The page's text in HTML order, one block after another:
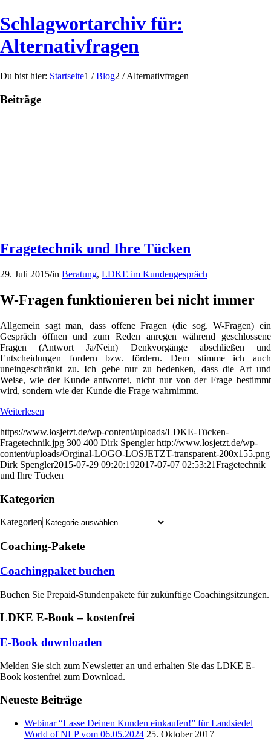
Schlagwortarchiv für:
Alternativfragen
Du bist hier: Startseite1 / Blog2 / Alternativfragen
Beiträge
Fragetechnik und Ihre Tücken
29. Juli 2015/in Beratung, LDKE im Kundengespräch
W-Fragen funktionieren bei nicht immer
Allgemein sagt man, dass offene Fragen (die sog. W-Fragen) ein
Gespräch öffnen und zum Reden anregen während geschlossene
Fragen (Antwort Ja/Nein) Denkvorgänge abschließen und
Entscheidungen fordern bzw. fördern. Dem stimme ich auch
uneingeschränkt zu. Ich gebe nur zu bedenken, dass die Art und
Weise, wie der Kunde antwortet, nicht nur von der Frage bestimmt
wird, sondern wie der Kunde die Frage wahrnimmt.
Weiterlesen
https://www.losjetzt.de/wp-content/uploads/LDKE-Tücken-
Fragetechnik.jpg 300 400 Dirk Spengler http://www.losjetzt.de/wp-
content/uploads/Orginal-LOGO-LOSJETZT-transparent-200x155.png
Dirk Spengler2015-07-29 09:20:192017-07-07 02:53:21Fragetechnik
und Ihre Tücken
Kategorien
Kategorien
Coaching-Pakete
Coachingpaket buchen
Buchen Sie Prepaid-Stundenpakete für zukünftige Coachingsitzungen.
LDKE E-Book – kostenfrei
E-Book downloaden
Melden Sie sich zum Newsletter an und erhalten Sie das LDKE E-
Book kostenfrei zum Download.
Neueste Beiträge
Webinar “Lasse Deinen Kunden einkaufen!” für Landsiedel
World of NLP vom 06.05.2024 25. Oktober 2017